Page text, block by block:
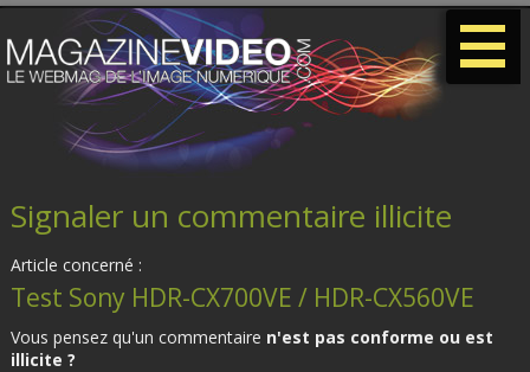
Signaler un commentaire illicite
Article concerné :
Test Sony HDR-CX700VE / HDR-CX560VE
Vous pensez qu'un commentaire n'est pas conforme ou est
illicite ?
-
-
-